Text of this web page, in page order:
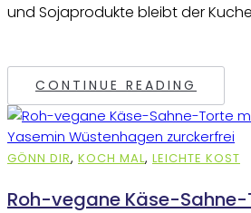
und Sojaprodukte bleibt der
CONTINUE READING
GÖNN DIR, KOCH MAL, LEICHTE KOST
Roh-vegane Käse-